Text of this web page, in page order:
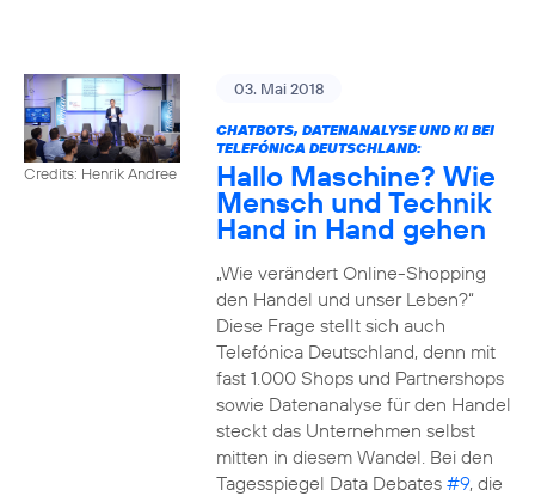
Credits: Henrik Andree
03. Mai 2018
CHATBOTS, DATENANALYSE UND KI BEI
TELEFÓNICA DEUTSCHLAND:
Hallo Maschine? Wie
Mensch und Technik
Hand in Hand gehen
„Wie verändert Online-Shopping
den Handel und unser Leben?“
Diese Frage stellt sich auch
Telefónica Deutschland, denn mit
fast 1.000 Shops und Partnershops
sowie Datenanalyse für den Handel
steckt das Unternehmen selbst
mitten in diesem Wandel. Bei den
Tagesspiegel Data Debates #9, die